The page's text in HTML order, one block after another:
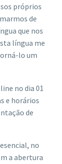
próprios
de
que nos
língua me
lo um
no dia 01
e horários
de
no
a abertura